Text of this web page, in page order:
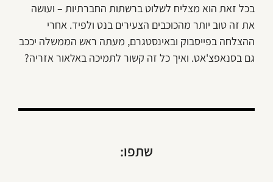
בכל זאת הוא מצליח לשלוט ברשתות החברתיות – ועושה
את זה טוב יותר מהכוכבים הצעירים בנט ולפיד. אחרי
ההצלחה בפייסבוק ובאינסטגרם, מעתה ראש הממשלה יככב
גם בסנאפצ'אט. ואיך כל זה קשור לתמיכה באלאור אזריה?
שתפו: